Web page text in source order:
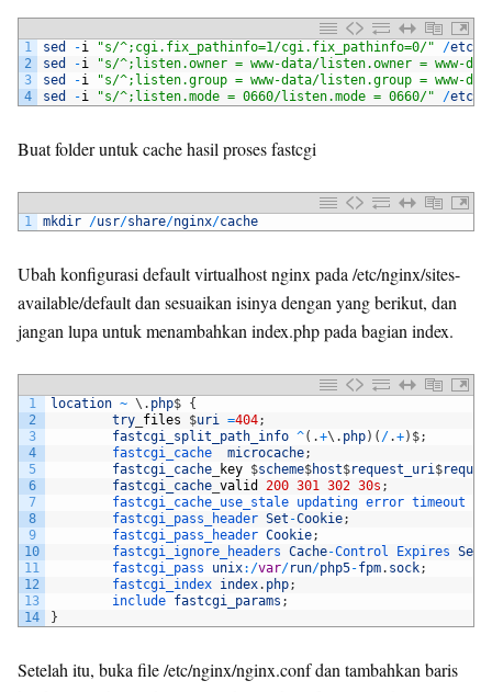
1
2
3
4
sed -i "s/^;cgi.fix_pathinfo=1/cgi.fix_pathinfo=0/" /etc
sed
-i
"s/^;listen.owner = www-data/listen.owner = www-
sed
-i
"s/^;listen.group = www-data/listen.group = www-
sed
-i "s/^;listen.mode = 0660/listen.mode = 0660/" /etc
Buat folder untuk cache hasil proses fastcgi
1 mkdir /usr/share/nginx/cache
Ubah konfigurasi default virtualhost nginx pada /etc/nginx/sites-
available/default dan sesuaikan isinya dengan yang berikut, dan
jangan lupa untuk menambahkan index.php pada bagian index.
1
2
3
4
5
6
7
8
9
10
11
12
13
14
location ~ \ . php$ {
try files $uri =404;
fastcgi_split_path_info ^( .+\ . php) ( /.+) $;
fastcgi_cache microcache;
fastcgi_cache
key $scheme$host$request_uri$
fastcgi_cache valid 200 301 302 30s ;
fastcgi_cache_use_stale updating error timeout
fastcgi_pass_header Set -Cookie;
fastcgi_pass_header Cookie;
fastcgi_ignore_headers Cache-Control Expires Set
fastcgi_pass unix: /var/run/php5-fpm. sock;
fastcgi_index index. php;
include fastcgi_params ;
}
Setelah itu, buka file /etc/nginx/nginx.conf dan tambahkan baris